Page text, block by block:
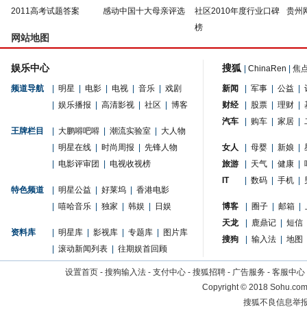
2011高考试题答案
感动中国十大母亲评选
社区2010年度行业口碑
榜
贵州
网站地图
娱乐中心
频道导航 明星 电影 电视 音乐
戏剧
娱乐播报 高清影视 社区 博客
王牌栏目 大鹏嘚吧嘚 潮流实验室
大人物
明星在线 时尚周报
先锋人物
电影评审团 电视收视榜
特色频道 明星公益 好莱坞
香港电影
嘻哈音乐 独家 韩娱 日娱
资料库 明星库 影视库 专题库
图片库
滚动新闻列表 往期娱首回顾
搜狐 ChinaRen 焦
新闻 军事 公益
财经
股票 理财
汽车
购车 家居
女人 母婴 新娘
旅游
天气 健康
IT
数码 手机
博客 圈子 邮箱
天龙
鹿鼎记
短信
搜狗
输入法 地图
设置首页 - 搜狗输入法 - 支付中心 - 搜狐招聘 - 广告服务 - 客服中心
Copyright©2018
搜狐不良信息举